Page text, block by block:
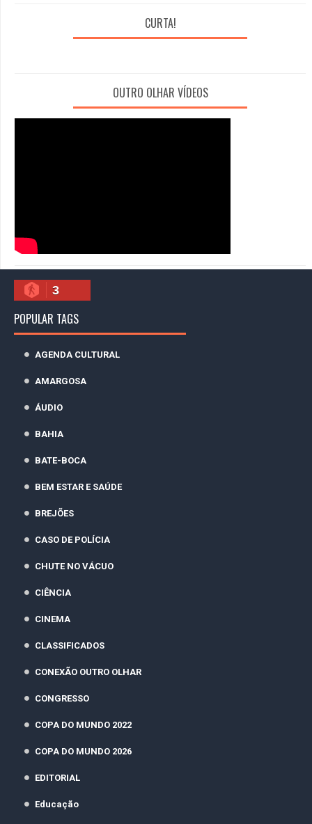
CURTA!
OUTRO OLHAR VÍDEOS
3
POPULAR TAGS
AGENDA CULTURAL
AMARGOSA
ÁUDIO
BAHIA
BATE-BOCA
BEM ESTAR E SAÚDE
BREJÕES
CASO DE POLÍCIA
CHUTE NO VÁCUO
CIÊNCIA
CINEMA
CLASSIFICADOS
CONEXÃO OUTRO OLHAR
CONGRESSO
COPA DO MUNDO 2022
COPA DO MUNDO 2026
EDITORIAL
Educação